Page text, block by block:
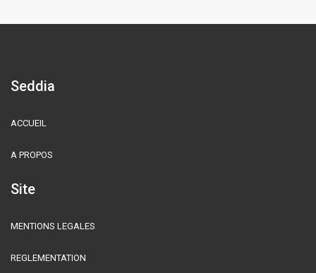
Seddia
ACCUEIL
A PROPOS
Site
MENTIONS LEGALES
REGLEMENTATION